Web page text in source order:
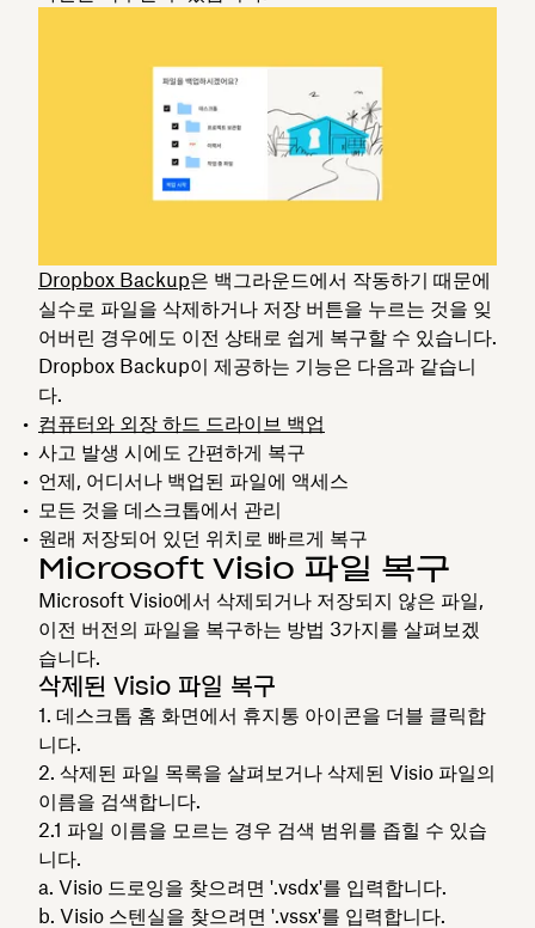
Dropbox Backup은 백그라운드에서 작동하기 때문에
실수로 파일을 삭제하거나 저장 버튼을 누르는 것을 잊
어버린 경우에도 이전 상태로 쉽게 복구할 수 있습니다.
Dropbox Backup이 제공하는 기능은 다음과 같습니
다.
컴퓨터와 외장 하드 드라이브 백업
사고 발생 시에도 간편하게 복구
언제, 어디서나 백업된 파일에 액세스
모든 것을 데스크톱에서 관리
원래 저장되어 있던 위치로 빠르게 복구
Microsoft Visio 파일 복구
Microsoft Visio에서 삭제되거나 저장되지 않은 파일,
이전 버전의 파일을 복구하는 방법 3가지를 살펴보겠
습니다.
삭제된 Visio 파일 복구
데스크톱 홈 화면에서 휴지통 아이콘을 더블 클릭합
니다.
삭제된 파일 목록을 살펴보거나 삭제된 Visio 파일의
이름을 검색합니다.
파일 이름을 모르는 경우 검색 범위를 좁힐 수 있습
니다.
Visio 드로잉을 찾으려면 '.vsdx'를 입력합니다.
Visio 스텐실을 찾으려면 '.vssx'를 입력합니다.